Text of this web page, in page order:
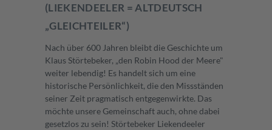
(LIEKENDEELER = ALTDEUTSCH
„GLEICHTEILER“)
Nach über 600 Jahren bleibt die Geschichte um
Klaus Störtebeker, „den Robin Hood der Meere"
weiter lebendig! Es handelt sich um eine
historische Persönlichkeit, die den Missständen
seiner Zeit pragmatisch entgegenwirkte. Das
möchte unsere Gemeinschaft auch, ohne dabei
gesetzlos zu sein! Störtebeker Liekendeeler